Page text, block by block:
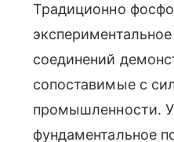
Традиционно
соединений
сопоставимые с
промышленности.
фундаментальное